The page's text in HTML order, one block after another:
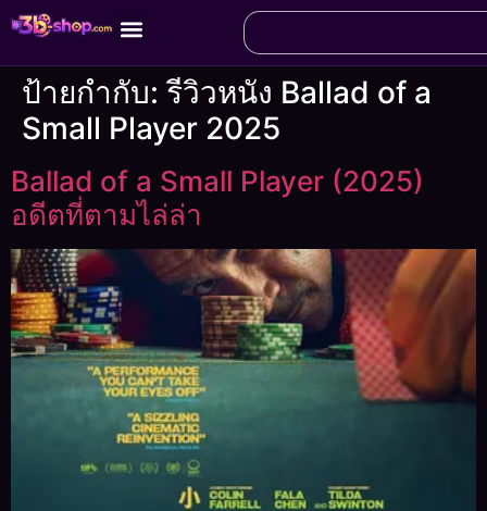
ป้ายกำกับ:รีวิวหนัง Ballad of a
Small Player 2025
Ballad of a Small Player (2025)
อดีตที่ตามไล่ล่า